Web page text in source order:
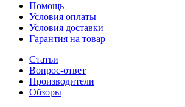
Помощь
Условия оплаты
Условия доставки
Гарантия на товар
Статьи
Вопрос-ответ
Производители
Обзоры